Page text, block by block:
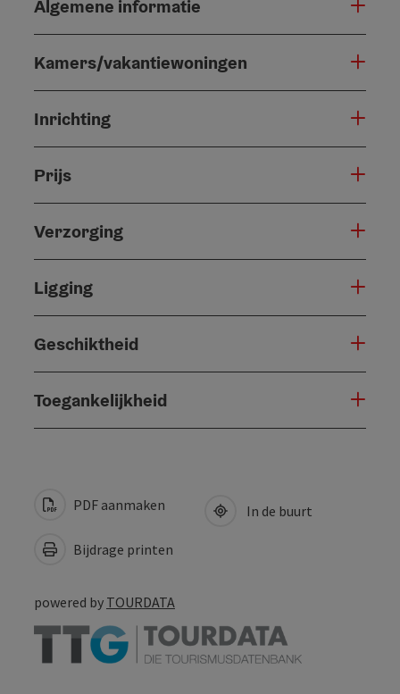
Algemene informatie
Kamers/vakantiewoningen
Inrichting
Prijs
Verzorging
Ligging
Geschiktheid
Toegankelijkheid
PDF aanmaken
Bijdrage printen
In de buurt
powered by TOURDATA